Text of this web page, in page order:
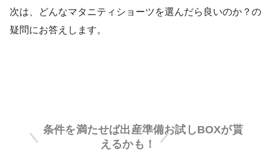
次は、どんなマタニティショーツを選んだら良いのか？の
疑問にお答えします。
条件を満たせば出産準備お試しBOXが貰
えるかも！